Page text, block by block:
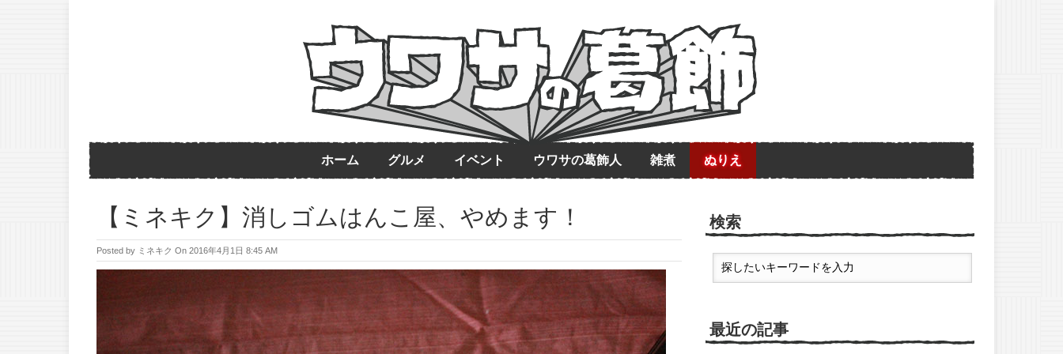
ホーム グルメ イベント ウワサの葛飾人 雑煮 ぬりえ
【ミネキク】消しゴムはんこ屋、やめます！
Posted by ミネキク On 2016年4月1日 8:45 AM
検索
最近の記事